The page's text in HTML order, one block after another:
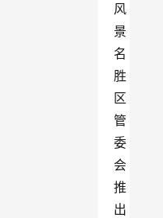
风
景
名
胜
区
管
委
会
推
出